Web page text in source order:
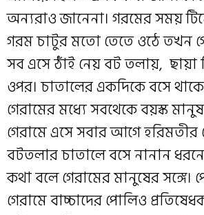
অন্যরাও জানেনা। গরমের সময়
গরম চাটুর মতো তেতে ওঠে তখন
সব এসে ঠাঁই নেয় বট তলায়, ছায়া
ওপর। চাতালের একদিকে বসে
গেরামের মধ্যে সবথেকে বয়স্ক
গেরামে এসে সবার আগে
বটতলার চাতালে বসে নানান
কথা বলে গেরামের মানুষের সঙ্গে।
গেরামে বাচ্চাদের পোলিও